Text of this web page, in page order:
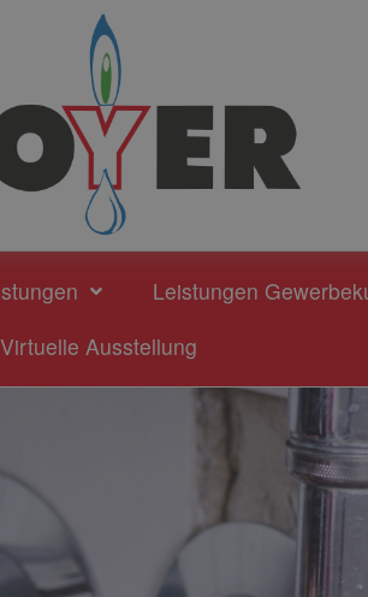
Leistungen
Virtuelle Ausstellung